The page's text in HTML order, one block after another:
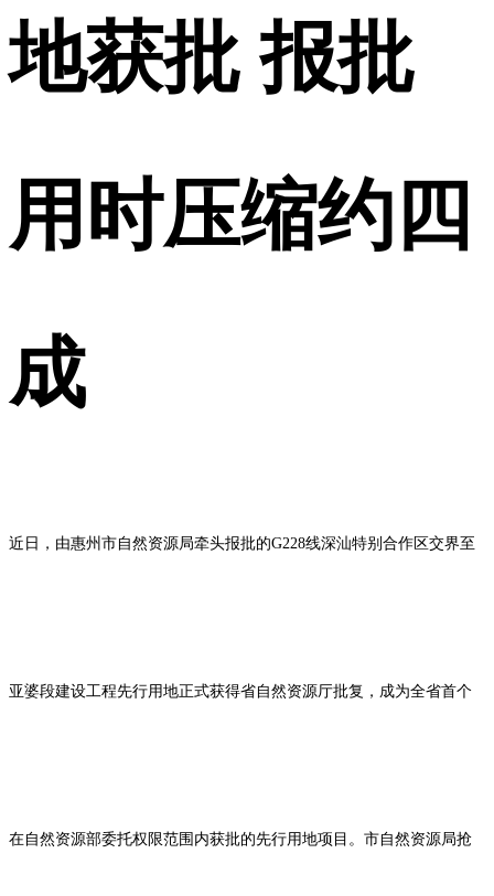
地获批 报批
用时压缩约四
成
近日，由惠州市自然资源局牵头报批的G228线深汕特别合作区交界至
亚婆段建设工程先行用地正式获得省自然资源厅批复，成为全省首个
在自然资源部委托权限范围内获批的先行用地项目。市自然资源局抢